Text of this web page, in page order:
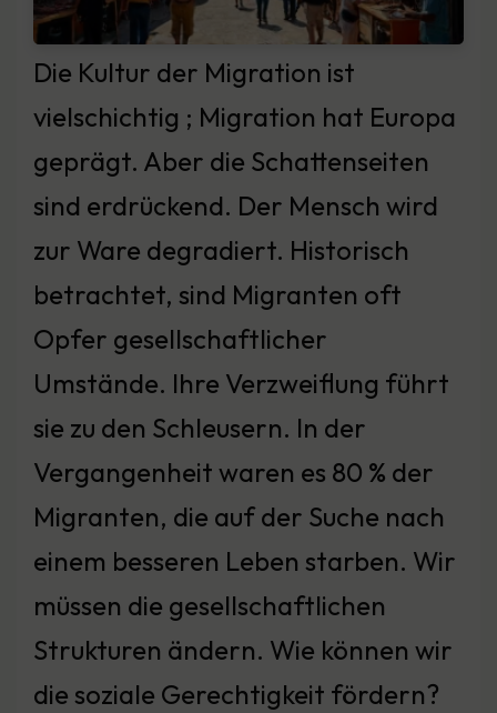
Die Kultur der Migration ist
vielschichtig ; Migration hat Europa
geprägt. Aber die Schattenseiten
sind erdrückend. Der Mensch wird
zur Ware degradiert. Historisch
betrachtet, sind Migranten oft
Opfer gesellschaftlicher
Umstände. Ihre Verzweiflung führt
sie zu den Schleusern. In der
Vergangenheit waren es 80 % der
Migranten, die auf der Suche nach
einem besseren Leben starben. Wir
müssen die gesellschaftlichen
Strukturen ändern. Wie können wir
die soziale Gerechtigkeit fördern?